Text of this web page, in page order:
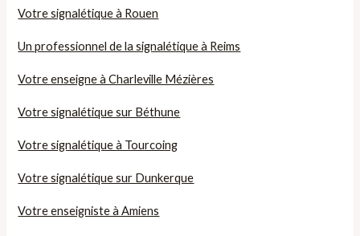
Votre signalétique à Rouen
Un professionnel de la signalétique à Reims
Votre enseigne à Charleville Mézières
Votre signalétique sur Béthune
Votre signalétique à Tourcoing
Votre signalétique sur Dunkerque
Votre enseigniste à Amiens